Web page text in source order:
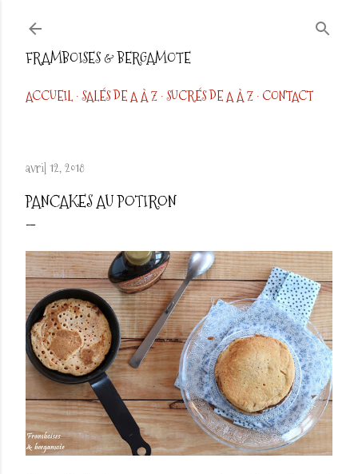
FRAMBOISES & BERGAMOTE
ACCUEIL SALÉS DE A À Z SUCRÉS DE A À Z CONTACT
avril 12, 2018
PANCAKES AU POTIRON